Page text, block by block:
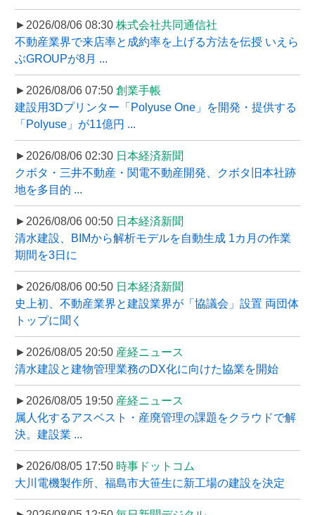
►2026/08/06 08:30 株式会社共同通信社
不動産業界で来店率と成約率を上げる方法を伝授 いえら
ぶGROUPが8月 ...
►2026/08/06 07:50 創業手帳
建設用3Dプリンター「Polyuse One」を開発・提供する
「Polyuse」が11億円 ...
►2026/08/06 02:30 日本経済新聞
クボタ・三井不動産・関電不動産開発、クボタ旧本社跡
地を多目的 ...
►2026/08/06 00:50 日本経済新聞
清水建設、BIMから解析モデルを自動生成 1カ月の作業
期間を3日に
►2026/08/06 00:50 日本経済新聞
史上初、不動産業界と建設業界が「協議会」設置 両団体
トップに聞く
►2026/08/05 20:50 産経ニュース
清水建設と建物管理業務のDX化に向けた協業を開始
►2026/08/05 19:50 産経ニュース
属人化するアスベスト・産廃管理の課題をクラウドで解
決。建設業 ...
►2026/08/05 17:50 時事ドットコム
大川電機製作所、福島市大笹生に新工場の建設を決定